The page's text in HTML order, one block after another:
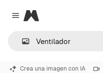
Close menu
Magnific
Crea una imagen con IA